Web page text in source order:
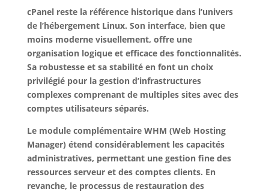
cPanel reste la référence historique dans l’univers
de l’hébergement Linux. Son interface, bien que
moins moderne visuellement, offre une
organisation logique et efficace des fonctionnalités.
Sa robustesse et sa stabilité en font un choix
privilégié pour la gestion d’infrastructures
complexescomprenant de multiples sites avec des
comptes utilisateurs séparés.
Le module complémentaire WHM (Web Hosting
Manager) étend considérablement les capacités
administratives, permettant une gestion fine des
ressources serveur et des comptes clients. En
revanche, le processus de restauration des